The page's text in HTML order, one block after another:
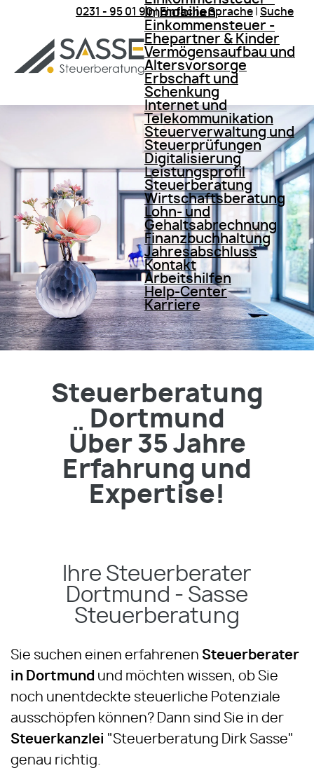
0231 - 95 01 90|Einfache Sprache Suche
Immobilien
Einkommensteuer -
Ehepartner & Kinder
Vermögensaufbau und
Altersvorsorge
Erbschaft und
Schenkung
Internet und
Telekommunikation
Steuerverwaltung und
Steuerprüfungen
Digitalisierung
Leistungsprofil
Steuerberatung
Wirtschaftsberatung
Lohn- und
Gehaltsabrechnung
Finanzbuchhaltung
Jahresabschluss
Kontakt
Arbeitshilfen
Help-Center
Karriere
Steuerberatung
Dortmund
Über 35 Jahre
Erfahrung und
Expertise!
Ihre Steuerberater
Dortmund - Sasse
Steuerberatung
Sie suchen einen erfahrenen Steuerberater
in Dortmund und möchten wissen, ob Sie
noch unentdeckte steuerliche Potenziale
ausschöpfen können? Dann sind Sie in der
Steuerkanzlei "Steuerberatung Dirk Sasse"
genau richtig.